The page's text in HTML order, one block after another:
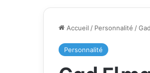
Accueil / Personnalité /
Personnalité